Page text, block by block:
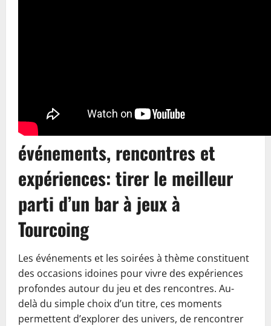
événements, rencontres et
expériences: tirer le meilleur
parti d’un bar à jeux à
Tourcoing
Les événements et les soirées à thème constituent
des occasions idoines pour vivre des expériences
profondes autour du jeu et des rencontres. Au-
delà du simple choix d’un titre, ces moments
permettent d’explorer des univers, de rencontrer